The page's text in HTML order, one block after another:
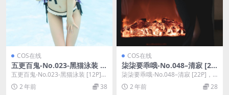
COS在线
五更百鬼-No.023-黑猫泳装 [1
2P]
五更百鬼-No.023-黑猫泳装 [12P]，
五更百鬼在线作品导航：五更百鬼
套图...2 年前 38
COS在线
柒柒要乖哦-No.048–清寂 [22
P]
柒柒要乖哦-No.048–清寂 [22P]，
柒柒要乖哦在线作品导航：柒柒要
乖哦套...
2 年前 28